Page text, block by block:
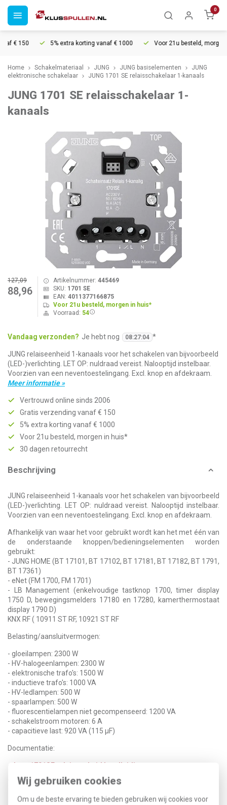
Wij gebruiken cookies
Om u de beste ervaring te bieden gebruiken wij cookies voor
0
€ 150 5% extra korting vanaf € 1000 Voor 21u besteld, morgen in
Home Schakelmateriaal JUNG JUNG basiselementen
JUNG
elektronische schakelaar
JUNG 1701 SE relaisschakelaar 1-kanaals
JUNG 1701 SE relaisschakelaar 1-
kanaals
127,09
88,96
Artikelnummer: 445469
SKU: 1701 SE
EAN: 4011377166875
Voor 21u besteld, morgen in huis*
Voorraad: 54
Vandaag verzonden? Je hebt nog 08:27:03 *
JUNG relaiseenheid 1-kanaals voor het schakelen van bijvoorbeeld
(LED-)verlichting. LET OP: nuldraad vereist. Nalooptijd instelbaar.
Voorzien van een neventoestelingang. Excl. knop en afdekraam.
Meer informatie »
Vertrouwd online sinds 2006
Gratis verzending vanaf € 150
5% extra korting vanaf € 1000
Voor 21u besteld, morgen in huis*
30 dagen retourrecht
Beschrijving
JUNG relaiseenheid 1-kanaals voor het schakelen van bijvoorbeeld
(LED-)verlichting. LET OP: nuldraad vereist. Nalooptijd instelbaar.
Voorzien van een neventoestelingang. Excl. knop en afdekraam.
Afhankelijk van waar het voor gebruikt wordt kan het met één van
de onderstaande knoppen/bedieningselementen worden
gebruikt:
- JUNG HOME (BT 17101, BT 17102, BT 17181, BT 17182, BT 1791,
BT 17361)
- eNet (FM 1700, FM 1701)
- LB Management (enkelvoudige tastknop 1700, timer display
1750 D, bewegingsmelders 17180 en 17280, kamerthermostaat
display 1790 D)
KNX RF ( 10911 ST RF, 10921 ST RF
Belasting/aansluitvermogen:
- gloeilampen: 2300 W
- HV-halogeenlampen: 2300 W
- elektronische trafo's: 1500 W
- inductieve trafo's: 1000 VA
- HV-ledlampen: 500 W
- spaarlampen: 500 W
- fluorescentielampen niet gecompenseerd: 1200 VA
- schakelstroom motoren: 6 A
- capacitieve last: 920 VA (115 µF)
Documentatie:
Jung 1701SE relaiseenheid handleiding
Technische specificaties
Specificatie
Waarde